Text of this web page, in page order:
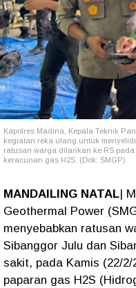
Kapolres Madina, Kepala Teknik
kegiatan reka ulang untuk
ratusan warga dilarikan ke RS
keracunan gas H2S. (Dok: SMGP)
MANDAILING NATAL|
Geothermal Power
menyebabkan ratusan
Sibanggor Julu dan
sakit, pada Kamis (22/
paparan gas H2S